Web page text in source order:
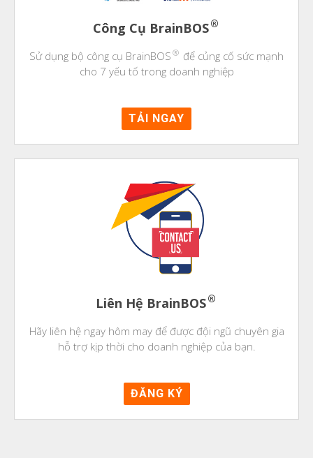
Công Cụ BrainBOS®
Sử dụng bộ công cụ BrainBOS ® để củng cố sức mạnh
cho 7 yếu tố trong doanh nghiệp
TẢI NGAY
Liên Hệ BrainBOS®
Hãy liên hệ ngay hôm may để được đội ngũ chuyên gia
hỗ trợ kịp thời cho doanh nghiệp của bạn.
ĐĂNG KÝ